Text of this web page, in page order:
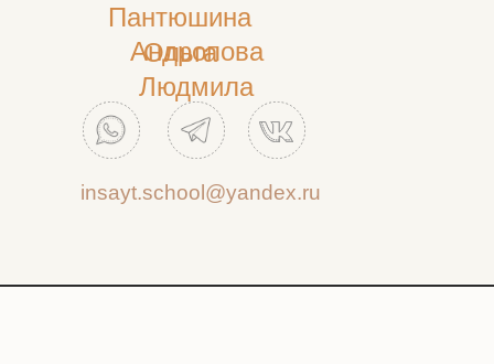
Пантюшина
Ольга
insayt.school@yandex.ru
Андропова
Людмила